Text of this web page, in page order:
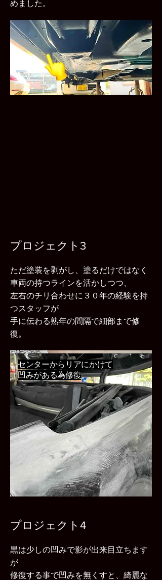
めました。
プロジェクト3
ただ塗装を剥がし、塗るだけではなく
車両の持つラインを活かしつつ、
左右のチリ合わせに３０年の経験を持
つスタッフが
​手に伝わる熟年の間隔で細部まで修
復。
プロジェクト4
黒は少しの凹みで影が出来目立ちます
が
​修復する事で凹みを無くすと、綺麗な
センターからリアにかけて
凹みがある為修復